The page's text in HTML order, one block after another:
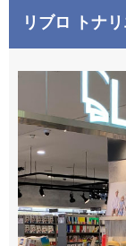
リブロ トナ